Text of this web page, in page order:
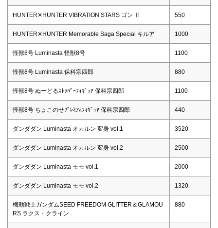
HUNTER✕HUNTER VIBRATION STARS ゴン Ⅱ 550
HUNTER✕HUNTER Memorable Saga Special キルア 1000
怪獣8号 Luminasta 怪獣8号 1100
怪獣8号 Luminasta 保科宗四郎 880
怪獣8号 ぬーどるｽﾄｯﾊﾟｰﾌｨｷﾞｭｱ 保科宗四郎 1100
怪獣8号 ちょこのせﾌﾟﾚﾐｱﾑﾌｨｷﾞｭｱ 保科宗四郎 440
ダンダダン Luminasta オカルン 変身 vol.1 3520
ダンダダン Luminasta オカルン 変身 vol.2 2500
ダンダダン Luminasta モモ vol.1 2000
ダンダダン Luminasta モモ vol.2 1320
機動戦士ガンダムSEED FREEDOM GLITTER＆GLAMOU
RS ラクス・クライン
880